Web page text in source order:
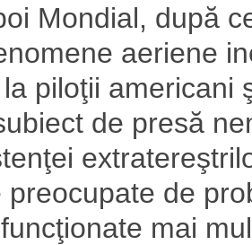
Mondial, după
aeriene
piloţii americani
de presă
preocupate de
mai